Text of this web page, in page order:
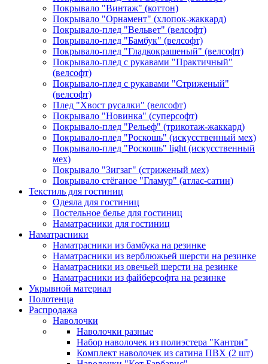
Покрывало "Винтаж" (коттон)
Покрывало "Орнамент" (хлопок-жаккард)
Покрывало-плед "Вельвет" (велсофт)
Покрывало-плед "Бамбук" (велсофт)
Покрывало-плед "Гладкокрашеный" (велсофт)
Покрывало-плед с рукавами "Практичный"
(велсофт)
Покрывало-плед с рукавами "Стриженый"
(велсофт)
Плед "Хвост русалки" (велсофт)
Покрывало "Новинка" (суперсофт)
Покрывало-плед "Рельеф" (трикотаж-жаккард)
Покрывало-плед "Роскошь" (искусственный мех)
Покрывало-плед "Роскошь" light (искусственный
мех)
Покрывало "Зигзаг" (стриженый мех)
Покрывало стёганое "Гламур" (атлас-сатин)
Текстиль для гостиниц
Одеяла для гостиниц
Постельное белье для гостиниц
Наматрасники для гостиниц
Наматрасники
Наматрасники из бамбука на резинке
Наматрасники из верблюжьей шерсти на резинке
Наматрасники из овечьей шерсти на резинке
Наматрасники из файберсофта на резинке
Укрывной материал
Полотенца
Распродажа
Наволочки
Наволочки разные
Набор наволочек из полиэстера "Кантри"
Комплект наволочек из сатина ПВХ (2 шт)